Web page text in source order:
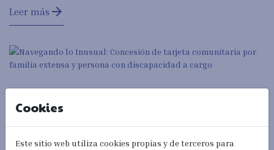
Leer más arrow_forward
Cookies
Este sitio web utiliza cookies propias y de terceros para